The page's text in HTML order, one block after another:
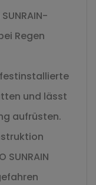
Regen
und lässt
aufrüsten.
SUNRAIN